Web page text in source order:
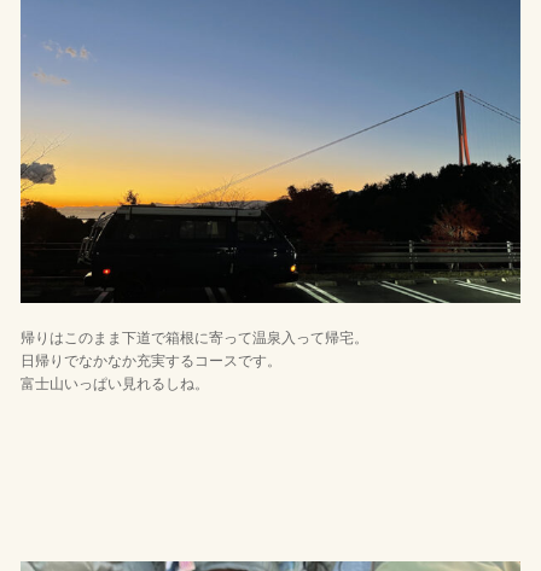
帰りはこのまま下道で箱根に寄って温泉入って帰宅。
日帰りでなかなか充実するコースです。
富士山いっぱい見れるしね。